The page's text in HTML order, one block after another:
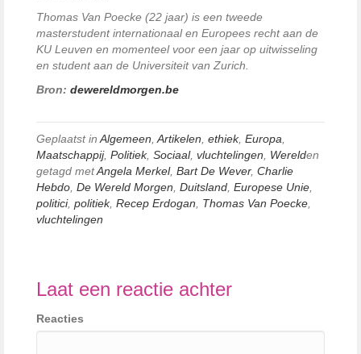
Thomas Van Poecke (22 jaar) is een tweede
masterstudent internationaal en Europees recht aan de
KU Leuven en momenteel voor een jaar op uitwisseling
en student aan de Universiteit van Zurich.
Bron: dewereldmorgen.be
Geplaatst in Algemeen Artikelen ethiek, Europa
Maatschappij, Politiek, Sociaal, vluchtelingen Werelden
getagd metAngela Merkel, Bart De Wever, Charlie
Hebdo De Wereld Morgen Duitsland Europese Unie
politici, politiek, Recep Erdogan Thomas Van Poecke
vluchtelingen
Laat een reactie achter
Reacties